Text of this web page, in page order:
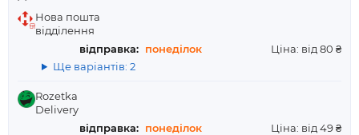
Нова пошта
відділення
відправка: понеділок
Ціна: від 80 ₴
Ще варіантів: 2
Rozetka
Delivery
відправка: понеділок Ціна: від 49 ₴